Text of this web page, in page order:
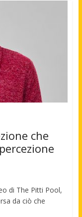
che
di The Pitti Pool,
da ciò che